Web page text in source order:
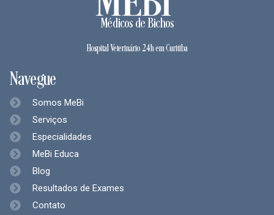
Médicos de Bichos
Hospital Veterinário 24h em Curitiba
Navegue
Somos MeBi
Serviços
Especialidades
MeBi Educa
Blog
Resultados de Exames
Contato